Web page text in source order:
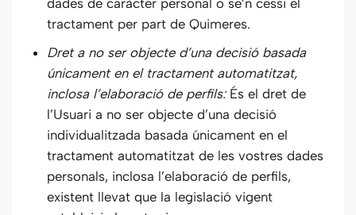
dades de caràcter personal o se’n cessi el
tractament per part de Quimeres.
Dret a no ser objecte d’una decisió basada
únicament en el tractament automatitzat,
inclosa l’elaboració de perfils:És el dret de
l’Usuari a no ser objecte d’una decisió
individualitzada basada únicament en el
tractament automatitzat de les vostres dades
personals, inclosa l’elaboració de perfils,
existent llevat que la legislació vigent